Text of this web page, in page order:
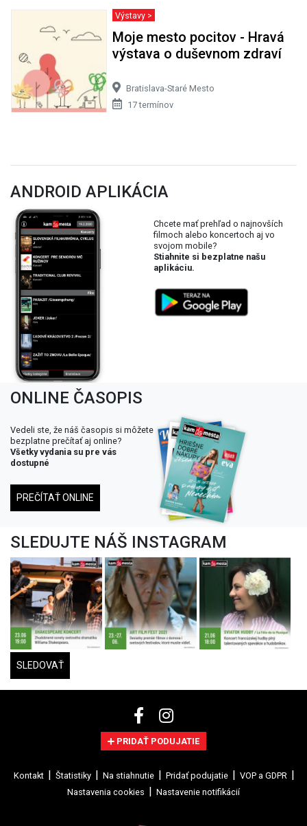
Výstavy >
Moje mesto pocitov - Hravá
výstava o duševnom zdraví
Bratislava-Staré Mesto
17 termínov
ANDROID APLIKÁCIA
Chcete mať prehľad o najnovších
filmoch alebo koncertoch aj vo
svojom mobile?
Stiahnite si bezplatne našu
aplikáciu.
ONLINE ČASOPIS
Vedeli ste, že náš časopis si môžete
bezplatne prečítať aj online?
Všetky vydania su pre vás
dostupné
PREČÍTAŤ ONLINE
SLEDUJTE NÁŠ INSTAGRAM
SLEDOVAŤ
PRIDAŤ PODUJATIE
Kontakt Štatistiky Na stiahnutie Pridať podujatie
VOP a GDPR
Nastavenia cookies
Nastavenie notifikácií